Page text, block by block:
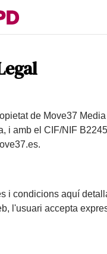
de Move37
i amb el CIF/NIF
.
i condicions aquí
l'usuari accepta